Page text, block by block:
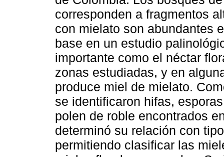
corresponden a fragmentos
con mielato son abundantes
base en un estudio
importante como el néctar
zonas estudiadas, y en
produce miel de mielato.
se identificaron hifas,
polen de roble encontrados
determinó su relación con
permitiendo clasificar las